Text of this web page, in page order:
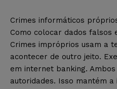
Crimes informáticos
Como colocar dados falsos
Crimes impróprios usam a
acontecer de outro jeito.
em internet banking.
autoridades. Isso mantém